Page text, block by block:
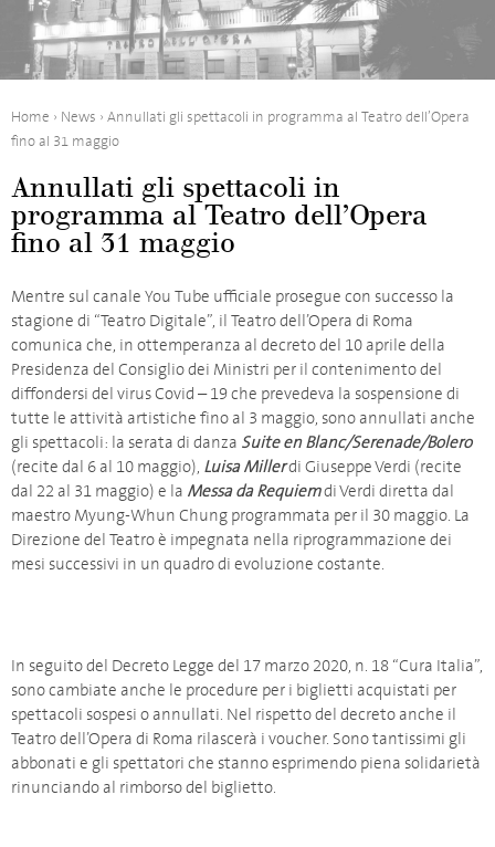
Home › News › Annullati gli spettacoli in programma al Teatro dell’Opera
fino al 31 maggio
Annullati gli spettacoli in
programma al Teatro dell’Opera
fino al 31 maggio
Mentre sul canale You Tube ufficiale prosegue con successo la
stagione di “Teatro Digitale”, il Teatro dell’Opera di Roma
comunica che, in ottemperanza al decreto del 10 aprile della
Presidenza del Consiglio dei Ministri per il contenimento del
diffondersi del virus Covid – 19 che prevedeva la sospensione di
tutte le attività artistiche fino al 3 maggio, sono annullati anche
gli spettacoli: la serata di danza Suite en Blanc/Serenade/Bolero
(recite dal 6 al 10 maggio), Luisa Millerdi Giuseppe Verdi (recite
dal 22 al 31 maggio) e la Messa da Requiemdi Verdi diretta dal
maestro Myung-Whun Chung programmata per il 30 maggio. La
Direzione del Teatro è impegnata nella riprogrammazione dei
mesi successivi in un quadro di evoluzione costante.
In seguito del Decreto Legge del 17 marzo 2020, n. 18 “Cura Italia”,
sono cambiate anche le procedure per i biglietti acquistati per
spettacoli sospesi o annullati. Nel rispetto del decreto anche il
Teatro dell’Opera di Roma rilascerà i voucher. Sono tantissimi gli
abbonati e gli spettatori che stanno esprimendo piena solidarietà
rinunciando al rimborso del biglietto.